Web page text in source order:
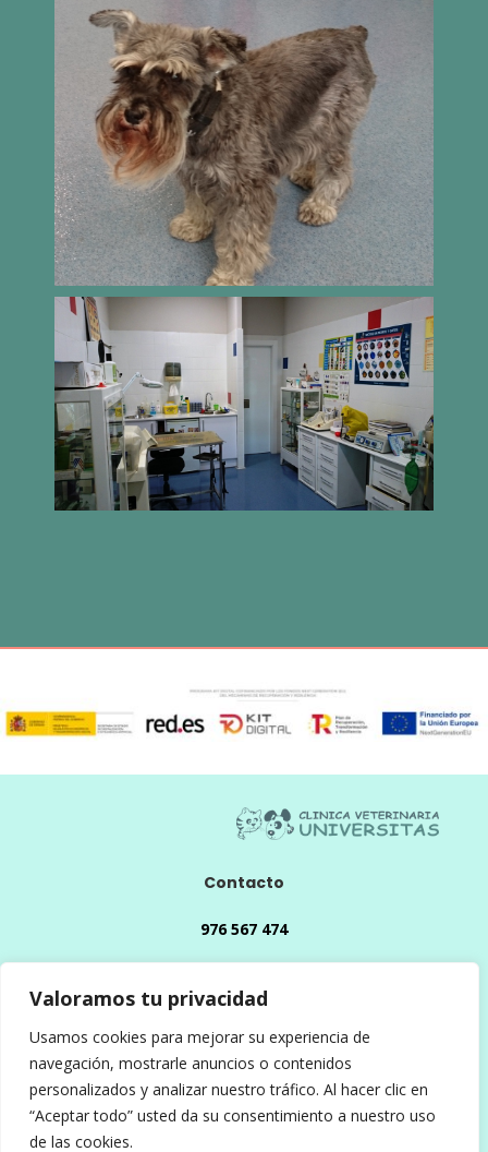
Valoramos tu privacidad
Usamos cookies para mejorar su experiencia de
navegación, mostrarle anuncios o contenidos
personalizados y analizar nuestro tráfico. Al hacer clic en
“Aceptar todo” usted da su consentimiento a nuestro uso
de las cookies.
Contacto
976 567 474
Dirección:
Via Universitas, 19, 50009 Zaragoza
Reservados todos los derechos 2026| Clínica